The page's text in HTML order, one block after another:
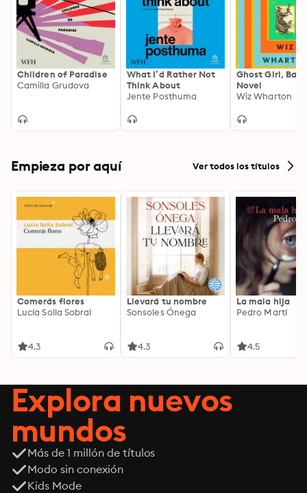
Children of Paradise
Camilla Grudova
What I’d Rather Not
Think About
Jente Posthuma
Ghost Girl,
Novel
Wiz Wharton
Empieza por aquí Ver todos los títulos
Comerás flores
Lucía Solla Sobral
4.3
Llevará tu nombre
Sonsoles Ónega
4.3
La mala hija
Pedro Martí
4.5
Explora nuevos
mundos
Más de 1 millón de títulos
Modo sin conexión
Kids Mode